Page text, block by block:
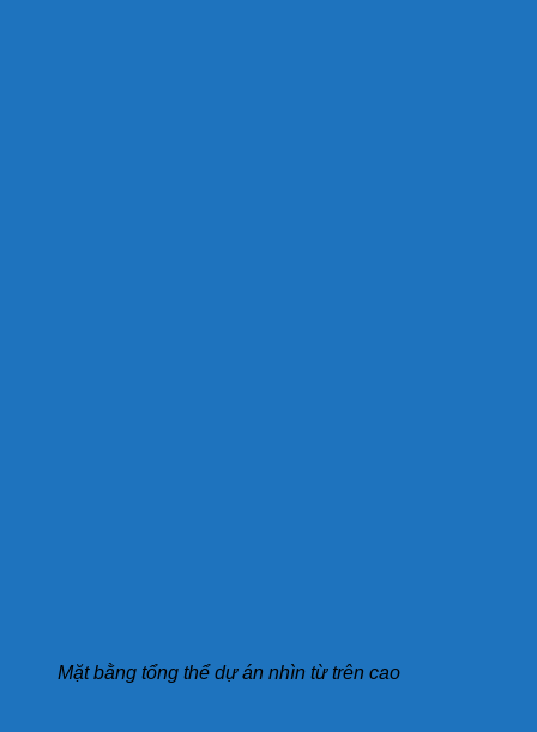
Mặt bằng tổng thể dự án nhìn từ trên cao